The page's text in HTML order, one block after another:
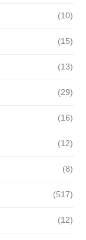
(10)
(15)
(13)
(29)
(16)
(12)
(8)
(517)
(12)